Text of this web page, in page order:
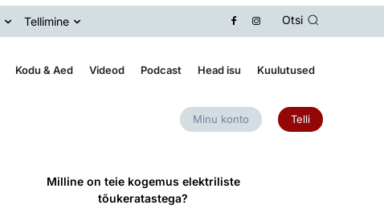
Tellimine Otsi
Kodu & Aed Videod Podcast Head isu Kuulutused
Minu konto Telli
Milline on teie kogemus elektriliste
tõukeratastega?